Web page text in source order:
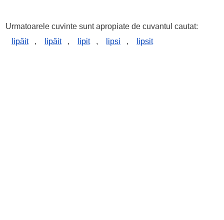
Urmatoarele cuvinte sunt apropiate de cuvantul cautat:
lipăit
, lipăit , lipit , lipsi , lipsit